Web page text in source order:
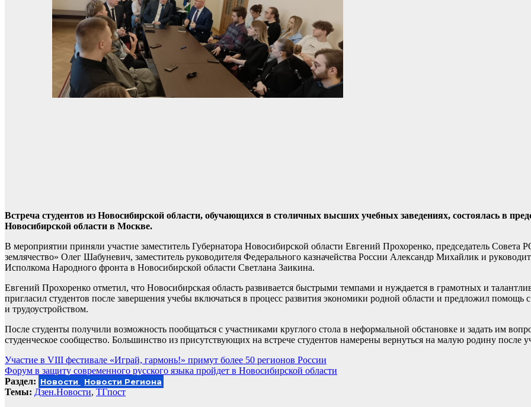
Встреча студентов из Новосибирской области, обучающихся в столичных высших учебных заведениях, состоялась в
Новосибирской области в Москве.
В мероприятии приняли участие заместитель Губернатора Новосибирской области Евгений Прохоренко, председатель Совета
землячество» Олег Шабуневич, заместитель руководителя Федерального казначейства России Александр Михайлик и
Исполкома Народного фронта в Новосибирской области Светлана Заикина.
Евгений Прохоренко отметил, что Новосибирская область развивается быстрыми темпами и нуждается в грамотных и
пригласил студентов после завершения учебы включаться в процесс развития экономики родной области и предложил помощь
и трудоустройством.
После студенты получили возможность пообщаться с участниками круглого стола в неформальной обстановке и задать им
студенческое сообщество. Большинство из присутствующих на встрече студентов намерены вернуться на малую родину после
Навигация
по
записям
Участие в VIII фестивале «Играй, гармонь!» примут более 50 регионов России
Форум в защиту современного русского языка пройдет в Новосибирской области
Раздел: Новости Новости Региона
Темы: Дзен.Новости, ТГпост